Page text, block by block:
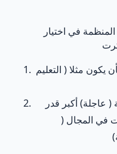
في اختيار
يكون مثلا ( التعليم
في المجال (